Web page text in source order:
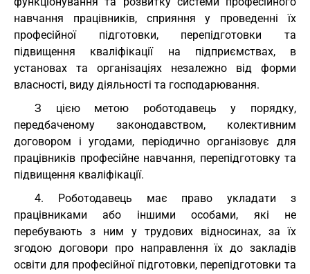
навчання працівників, сприяння у проведенні їх
професійної підготовки, перепідготовки та
підвищення кваліфікації на підприємствах, в
установах та організаціях незалежно від форми
власності, виду діяльності та господарювання.
З цією метою роботодавець у порядку,
передбаченому законодавством, колективним
договором і угодами, періодично організовує для
працівників професійне навчання, перепідготовку та
підвищення кваліфікації.
4. Роботодавець має право укладати з
працівниками або іншими особами, які не
перебувають з ним у трудових відносинах, за їх
згодою договори про направлення їх до закладів
освіти для професійної підготовки, перепідготовки та